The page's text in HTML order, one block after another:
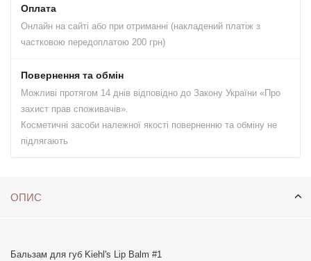
Оплата
Онлайн на сайті або при отриманні (накладений платіж з
частковою передоплатою 200 грн)
Повернення та обмін
Можливі протягом 14 днів відповідно до Закону України «Про
захист прав споживачів».
Косметичні засоби належної якості поверненню та обміну не
підлягають
ОПИС
Бальзам для губ Kiehl's Lip Balm #1